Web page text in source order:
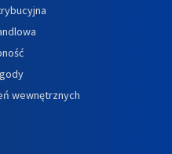
wewnętrznych